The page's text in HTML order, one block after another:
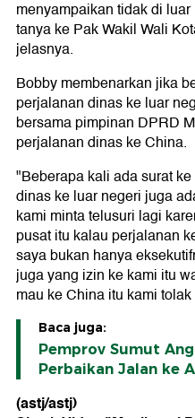
menyampaikan tidak di
tanya ke Pak Wakil Wali
jelasnya.
Bobby membenarkan jika
perjalanan dinas ke luar
bersama pimpinan DPRD
perjalanan dinas ke China.
"Beberapa kali ada surat
dinas ke luar negeri juga
kami minta telusuri lagi
pusat itu kalau perjalanan
saya bukan hanya
juga yang izin ke kami itu
mau ke China itu kami
Baca juga:
Pemprov Sumut
Perbaikan Jalan ke
(astj/astj)